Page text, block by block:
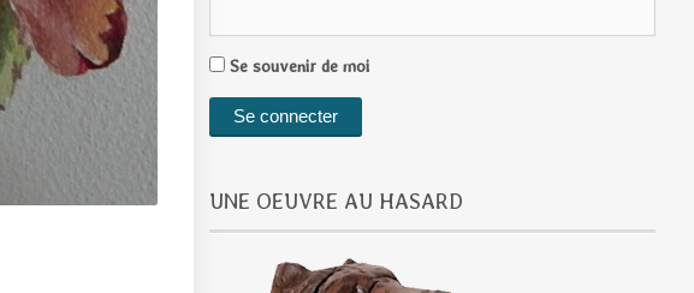
Se souvenir de moi
UNE OEUVRE AU HASARD